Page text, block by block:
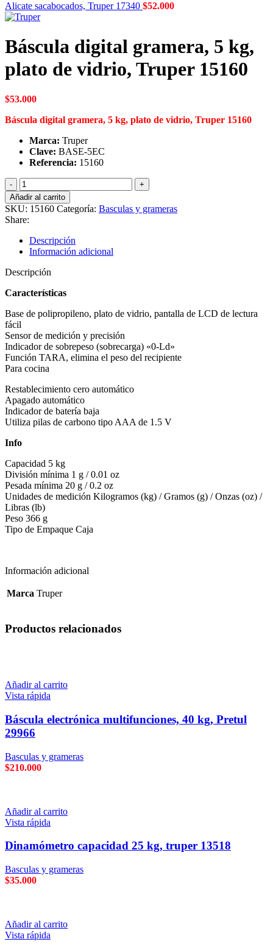
Alicate sacabocados, Truper 17340 $52.000
Báscula digital gramera, 5 kg,
plato de vidrio, Truper 15160
$53.000
Báscula digital gramera, 5 kg, plato de vidrio, Truper 15160
Marca: Truper
Clave: BASE-5EC
Referencia: 15160
Báscula
digital
gramera,
5
kg,
plato
de
vidrio,
Truper
cantidad
Añadir al carrito
SKU: 15160 Categoría: Basculas y grameras
Share:
Descripción
Información adicional
Descripción
Características
Base de polipropileno, plato de vidrio, pantalla de LCD de lectura
fácil
Sensor de medición y precisión
Indicador de sobrepeso (sobrecarga) «0-Ld»
Función TARA, elimina el peso del recipiente
Para cocina
Restablecimiento cero automático
Apagado automático
Indicador de batería baja
Utiliza pilas de carbono tipo AAA de 1.5 V
Info
Capacidad 5 kg
División mínima 1 g / 0.01 oz
Pesada mínima 20 g / 0.2 oz
Unidades de medición Kilogramos (kg) / Gramos (g) / Onzas (oz) /
Libras (lb)
Peso 366 g
Tipo de Empaque Caja
Información adicional
Marca Truper
Productos relacionados
Añadir al carrito
Vista rápida
Báscula electrónica multifunciones, 40 kg, Pretul
29966
Basculas y grameras
$210.000
Añadir al carrito
Vista rápida
Dinamómetro capacidad 25 kg, truper 13518
Basculas y grameras
$35.000
Añadir al carrito
Vista rápida